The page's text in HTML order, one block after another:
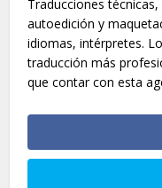
Traducciones
autoedición y
idiomas, intérpretes.
traducción más
que contar con esta